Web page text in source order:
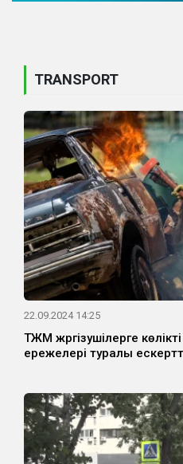
TRANSPORT
22.09.2024 14:25
ТЖМ жүргізушілерге
ережелері туралы